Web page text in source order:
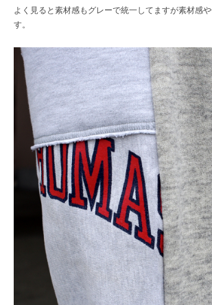
よく見ると素材感もグレーで統一してますが素材感
す。